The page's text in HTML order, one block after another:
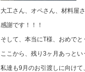
大工さん、オペさん、材料屋
感謝です！！！
そして、本当にT様、おめでと
ここから、残り3ヶ月あっとい
私達も9月のお引渡しに向け